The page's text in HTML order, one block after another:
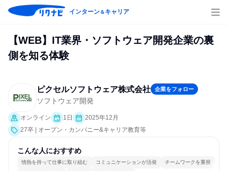
インターン＆キャリア
【WEB】IT業界・ソフトウェア開発企業の裏
側を知る体験
ピクセルソフトウェア株式会社 企業をフォロー
ソフトウェア開発
オンライン 1日
2025年12月
27卒 | オープン・カンパニー&キャリア教育等
こんな人におすすめ
情熱を持って仕事に取り組む コミュニケーションが活発 チームワークを重視